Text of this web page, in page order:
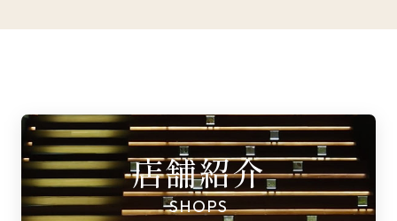
店舗紹介
SHOPS